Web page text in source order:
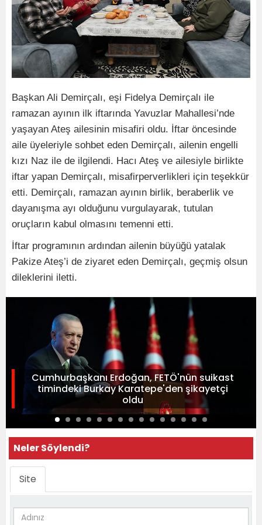
Başkan Ali Demirçalı, eşi Fidelya Demirçalı ile
ramazan ayının ilk iftarında Yavuzlar Mahallesi’nde
yaşayan Ateş ailesinin misafiri oldu. İftar öncesinde
aile üyeleriyle sohbet eden Demirçalı, ailenin engelli
kızı Naz ile de ilgilendi. Hacı Ateş ve ailesiyle birlikte
iftar yapan Demirçalı, misafirperverlikleri için teşekkür
etti. Demirçalı, ramazan ayının birlik, beraberlik ve
dayanışma ayı olduğunu vurgulayarak, tutulan
oruçların kabul olmasını temenni etti.
İftar programının ardından ailenin büyüğü yatalak
Pakize Ateş’i de ziyaret eden Demirçalı, geçmiş olsun
dileklerini iletti.
Cumhurbaşkanı Erdoğan, FETÖ'nün suikast
timindeki Burkay Karatepe'den şikayetçi
oldu
Neler Söylendi?
Site